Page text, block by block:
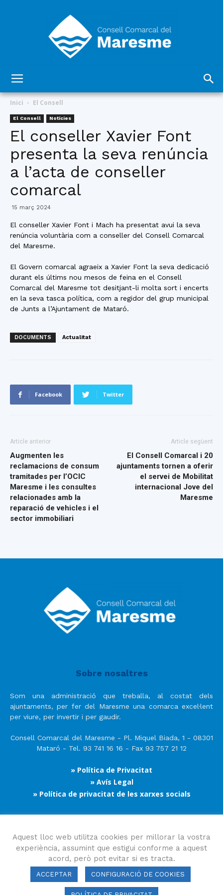
Comarcal
del
Maresme
Inici El Consell
El Consell Notícies
El conseller Xavier Font
presenta la seva renúncia
a l’acta de conseller
comarcal
15 març 2024
El conseller Xavier Font i Mach ha presentat avui la seva
renúncia voluntària com a conseller del Consell Comarcal
del Maresme.
El Govern comarcal agraeix a Xavier Font la seva dedicació
durant els últims nou mesos de feina en el Consell
Comarcal del Maresme tot desitjant-li molta sort i encerts
en la seva tasca política, com a regidor del grup municipal
de Junts a l’Ajuntament de Mataró.
DOCUMENTS Actualitat
Facebook Twitter
Article anterior
Augmenten les
reclamacions de consum
tramitades per l’OCIC
Maresme i les consultes
relacionades amb la
reparació de vehicles i el
sector immobiliari
Article següent
El Consell Comarcal i 20
ajuntaments tornen a oferir
el servei de Mobilitat
internacional Jove del
Maresme
Sobre nosaltres
Som una administració que treballa, al costat dels
ajuntaments, per fer del Maresme una comarca excel·lent
per viure, per invertir i per gaudir.
Consell Comarcal del Maresme - Pl. Miquel Biada, 1 - 08301
Mataró - Tel. 93 741 16 16 - Fax 93 757 21 12
» Política de Privacitat
» Avís Legal
» Política de privacitat de les xarxes socials
Segueix-nos
Aquest lloc web utilitza cookies per millorar la vostra
experiència, assumint que estigui conforme a aquest
acord, però pot evitar si es tracta.
ACCEPTAR CONFIGURACIÓ DE COOKIES